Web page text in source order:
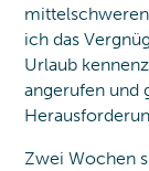
ich das
Urlaub
angerufen und
Zwei Wochen